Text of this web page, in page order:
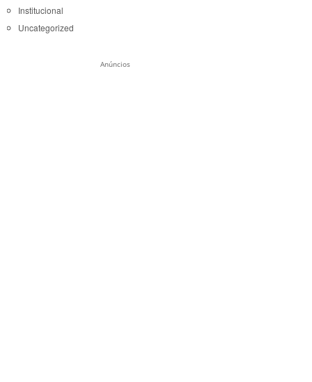
Institucional
Uncategorized
Anúncios